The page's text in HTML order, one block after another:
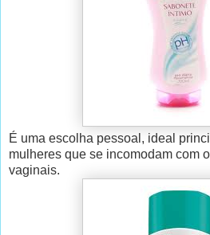
É uma escolha pessoal, ideal
mulheres que se incomodam com
vaginais.